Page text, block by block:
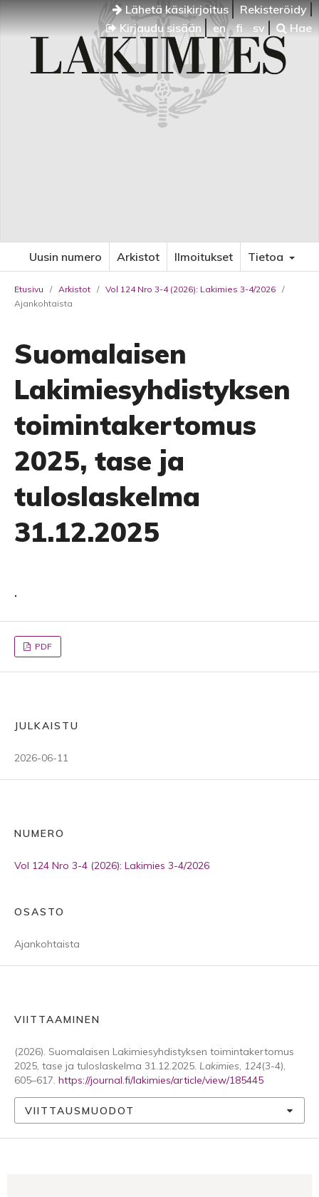
Lähetä käsikirjoitus
Rekisteröidy
Kirjaudu sisään
en fi sv Hae
Uusin numero Arkistot Ilmoitukset Tietoa
Etusivu / Arkistot / Vol 124 Nro 3-4 (2026): Lakimies 3-4/2026 /
Ajankohtaista
Suomalaisen
Lakimiesyhdistyksen
toimintakertomus
2025, tase ja
tuloslaskelma
31.12.2025
.
PDF
JULKAISTU
2026-06-11
NUMERO
Vol 124 Nro 3-4 (2026): Lakimies 3-4/2026
OSASTO
Ajankohtaista
VIITTAAMINEN
(2026). Suomalaisen Lakimiesyhdistyksen toimintakertomus
2025, tase ja tuloslaskelma 31.12.2025. Lakimies, 124(3-4),
605–617. https://journal.fi/lakimies/article/view/185445
VIITTAUSMUODOT